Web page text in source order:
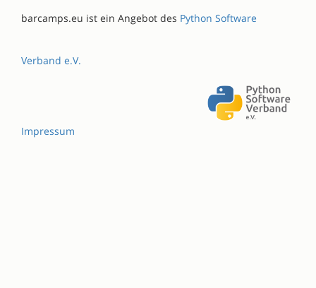
barcamps.eu ist ein Angebot des Python Software
Verband e.V.
Impressum